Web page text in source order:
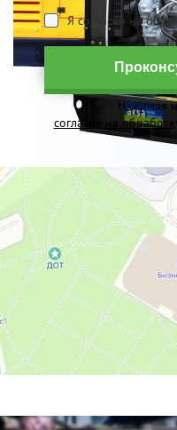
Я согласен на
Нажимая
согласие на